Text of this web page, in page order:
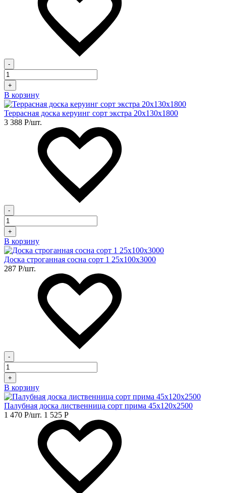
-
+
В корзину
Террасная доска керуинг сорт экстра 20х130х1800
3 388 Р/шт.
-
+
В корзину
Доска строганная сосна сорт 1 25х100х3000
287 Р/шт.
-
+
В корзину
Палубная доска лиственница сорт прима 45х120х2500
1 470 Р/шт. 1 525 Р